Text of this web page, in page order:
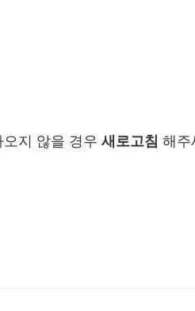
오지 않을 경우 새로고침 해주